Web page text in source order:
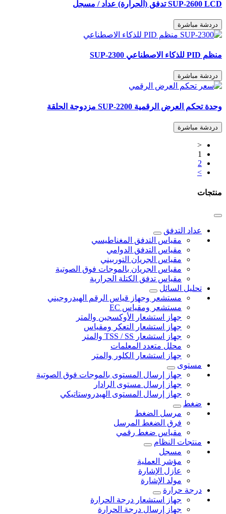
SUP-2600 LCD تدفق (الحرارة) عداد / مسجل
دردشة مباشرة
منظم PID للذكاء الاصطناعي SUP-2300
دردشة مباشرة
وحدة تحكم العرض الرقمية SUP-2200 مزدوجة الحلقة
دردشة مباشرة
<
1
2
>
منتجات
عداد التدفق
مقياس التدفق المغناطيسي
مقياس التدفق الدوامي
مقياس الجريان التوربيني
مقياس الجريان بالموجات فوق الصوتية
مقياس تدفق الكتلة الحرارية
تحليل السائل
مستشعر وجهاز قياس الرقم الهيدروجيني
مستشعر ومقياس EC
جهاز استشعار الأوكسجين والمتر
جهاز استشعار التعكر ومقياس
جهاز استشعار TSS / SS والمتر
محلل متعدد المعلمات
جهاز استشعار الكلور والمتر
مستوى
جهاز إرسال المستوى بالموجات فوق الصوتية
جهاز إرسال مستوى الرادار
جهاز إرسال المستوى الهيدروستاتيكي
ضغط
مرسل الضغط
فرق الضغط المرسل
مقياس ضغط رقمي
منتجات النظام
مسجل
مؤشر العملية
عازل الإشارة
مولد الإشارة
درجة حرارة
جهاز استشعار درجة الحرارة
جهاز إرسال درجة الحرارة